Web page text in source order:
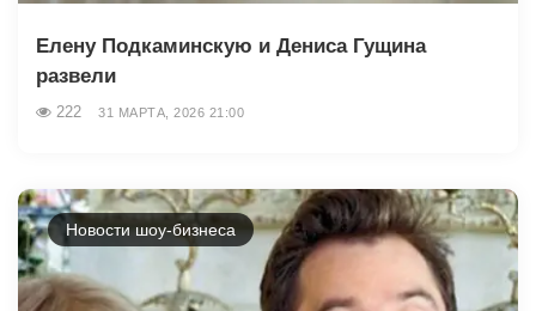
Елену Подкаминскую и Дениса Гущина
развели
222 31 МАРТА, 2026 21:00
Новости шоу-бизнеса